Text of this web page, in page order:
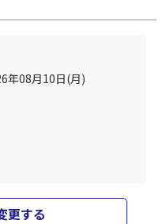
年08月10日(月)
更する